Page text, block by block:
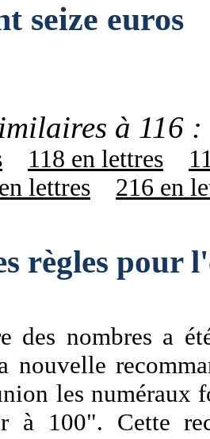
euros
à 116 :
118 en lettres
lettres 216 en
règles pour
des nombres a
nouvelle
les numéraux
à 100". Cette